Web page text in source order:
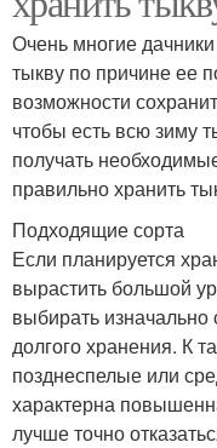
Очень многие
тыкву по причине ее
возможности
чтобы есть всю зиму
получать
правильно хранить
Подходящие сорта
Если планируется
вырастить большой
выбирать
долгого хранения. К
позднеспелые или
характерна
лучше точно